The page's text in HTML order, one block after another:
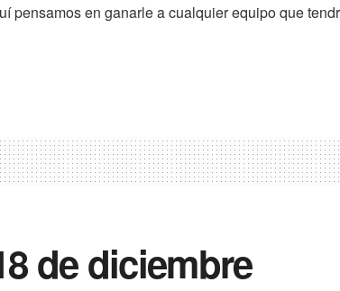
en ganarle a cualquier equipo que
de diciembre